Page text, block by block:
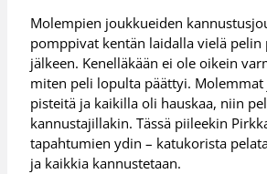
Molempien joukkueiden
pomppivat kentän laidalla vielä pelin
jälkeen. Kenelläkään ei ole oikein
miten peli lopulta päättyi.
pisteitä ja kaikilla oli hauskaa, niin
kannustajillakin. Tässä piileekin
tapahtumien ydin – katukorista
ja kaikkia kannustetaan.